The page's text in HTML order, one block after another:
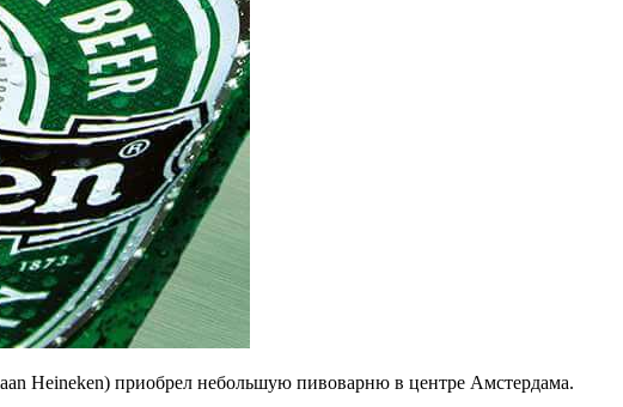
Heineken) приобрел небольшую пивоварню в центре Амстердама.